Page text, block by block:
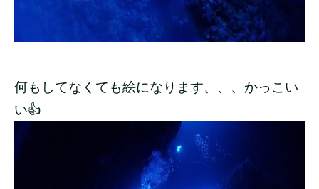
何もしてなくても絵になります、、、かっこい
い👍